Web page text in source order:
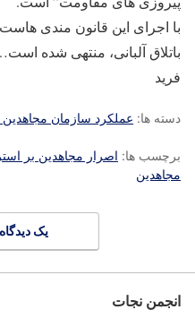
با اجرای این قانون مندی
باتلاق آلبانی، منتهی شده
فرید
دسته ها: عملکرد سازمان
برچسب ها: اصرار مجاهدین بر
مجاهدین
یک
انجمن نجات